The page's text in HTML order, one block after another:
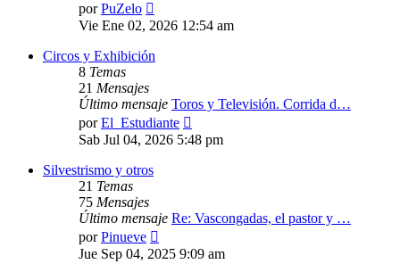
porPuZelo
último
Vie Ene 02, 2026 12:54 am
Circos y Exhibición
8 Temas
21 Mensajes
Último mensaje Toros y Televisión. Corrida d…
porEl_Estudiante
último
mensaje
Sab Jul 04, 2026 5:48 pm
Silvestrismo y otros
21 Temas
75 Mensajes
Último mensaje Re: Vascongadas, el pastor y …
porPinueve
último
Jue Sep 04, 2025 9:09 am